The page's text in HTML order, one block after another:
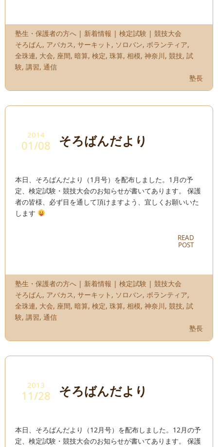
塾生・保護者の方へ | 新着情報 | 検定試験 | 競技大会
そろばん, アバカス, サーキット , ソロバン, ボランティア,
全珠連, 大会, 座間, 暗算, 検定, 珠算, 相模, 神奈川, 競技, 試
験, 講習, 通信
塾長
2014
01/08 そろばんだより
本日、そろばんだより（1月号）を配布しました。1月の予
定、検定試験・競技大会のお知らせが書いてあります。 保護
者の皆様、必ず目を通して頂けますよう、宜しくお願いいた
します
READ
POST
塾生・保護者の方へ | 新着情報 | 検定試験 | 競技大会
そろばん, アバカス, サーキット , ソロバン, ボランティア,
全珠連, 大会, 座間, 暗算, 検定, 珠算, 相模, 神奈川, 競技, 試
験, 講習, 通信
塾長
2013
11/28 そろばんだより
本日、そろばんだより（12月号）を配布しました。12月の予
定、検定試験・競技大会のお知らせが書いてあります。 保護